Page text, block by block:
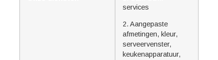
services
2. Aangepaste
afmetingen, kleur,
serveervenster,
keukenapparatuur,